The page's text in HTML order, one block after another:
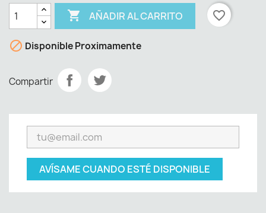
 AÑADIR AL CARRITO favorite_border
 Disponible Proximamente
Compartir
AVÍSAME CUANDO ESTÉ DISPONIBLE